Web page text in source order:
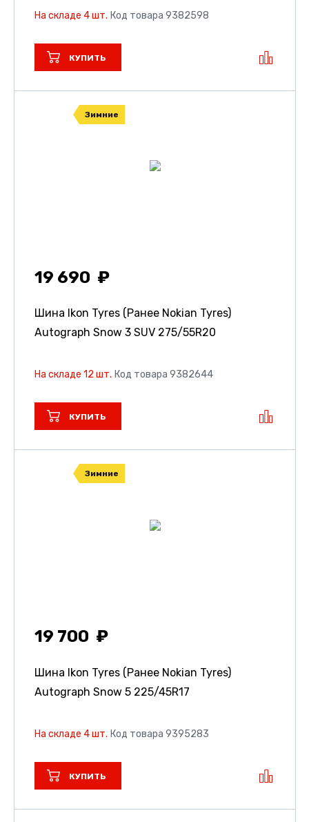
На складе 4 шт. Код товара 9382598
КУПИТЬ
Зимние
19 690
Шина Ikon Tyres (Ранее Nokian Tyres)
Autograph Snow 3 SUV 275/55R20
На складе 12 шт. Код товара 9382644
КУПИТЬ
Зимние
19 700
Шина Ikon Tyres (Ранее Nokian Tyres)
Autograph Snow 5 225/45R17
На складе 4 шт. Код товара 9395283
КУПИТЬ